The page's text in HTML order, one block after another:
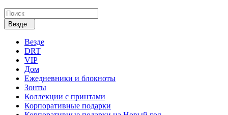
Везде
Везде
DRT
VIP
Дом
Ежедневники и блокноты
Зонты
Коллекции с принтами
Корпоративные подарки